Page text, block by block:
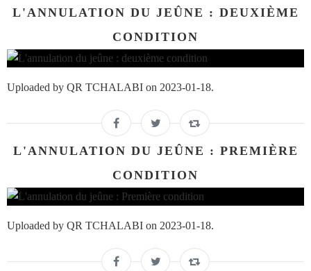
L'ANNULATION DU JEÛNE : DEUXIÈME
CONDITION
Uploaded by QR TCHALABI on 2023-01-18.
L'ANNULATION DU JEÛNE : PREMIÈRE
CONDITION
Uploaded by QR TCHALABI on 2023-01-18.